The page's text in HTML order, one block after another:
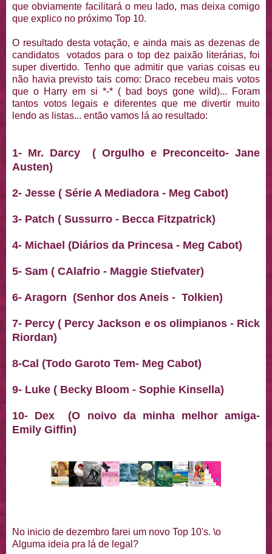
que obviamente facilitará o meu lado, mas deixa comigo
que explico no próximo Top 10.
O resultado desta votação, e ainda mais as dezenas de
candidatos votados para o top dez paixão literárias, foi
super divertido. Tenho que admitir que varias coisas eu
não havia previsto tais como: Draco recebeu mais votos
que o Harry em si *-* ( bad boys gone wild)... Foram
tantos votos legais e diferentes que me divertir muito
lendo as listas... então vamos lá ao resultado:
1- Mr. Darcy ( Orgulho e Preconceito- Jane
Austen)
2- Jesse ( Série A Mediadora - Meg Cabot)
3- Patch ( Sussurro - Becca Fitzpatrick)
4- Michael (Diários da Princesa - Meg Cabot)
5- Sam ( CAlafrio - Maggie Stiefvater)
6- Aragorn (Senhor dos Aneis - Tolkien)
7- Percy ( Percy Jackson e os olimpianos - Rick
Riordan)
8-Cal (Todo Garoto Tem- Meg Cabot)
9- Luke ( Becky Bloom - Sophie Kinsella)
10- Dex (O noivo da minha melhor amiga-
Emily Giffin)
No inicio de dezembro farei um novo Top 10's. \o
Alguma ideia pra lá de legal?